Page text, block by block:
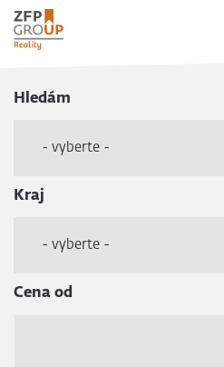
Hledám
- vyberte -
Kraj
- vyberte -
Cena od